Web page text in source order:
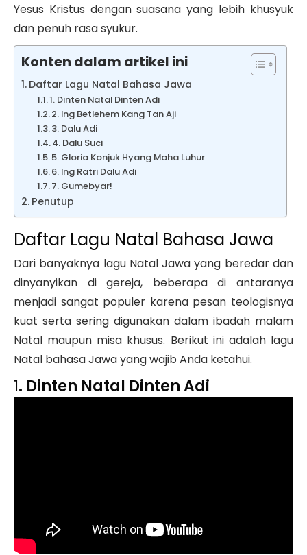
Yesus Kristus dengan suasana yang lebih khusyuk
dan penuh rasa syukur.
Konten dalam artikel ini
Daftar Lagu Natal Bahasa Jawa
1. Dinten Natal Dinten Adi
2. Ing Betlehem Kang Tan Aji
3. Dalu Adi
4. Dalu Suci
5. Gloria Konjuk Hyang Maha Luhur
6. Ing Ratri Dalu Adi
7. Gumebyar!
Penutup
Daftar Lagu Natal Bahasa Jawa
Dari banyaknya lagu Natal Jawa yang beredar dan
dinyanyikan di gereja, beberapa di antaranya
menjadi sangat populer karena pesan teologisnya
kuat serta sering digunakan dalam ibadah malam
Natal maupun misa khusus. Berikut ini adalah lagu
Natal bahasa Jawa yang wajib Anda ketahui.
1. Dinten Natal Dinten Adi